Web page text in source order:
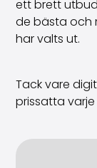
ett brett
de bästa och
har valts ut.
Tack vare
prissatta